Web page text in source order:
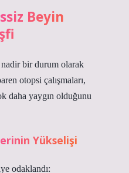
Beyin
bir durum olarak
otopsi çalışmaları,
daha yaygın olduğunu
Yükselişi
odaklandı: